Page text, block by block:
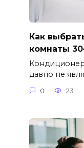
Как
комнаты
давно не
0 23